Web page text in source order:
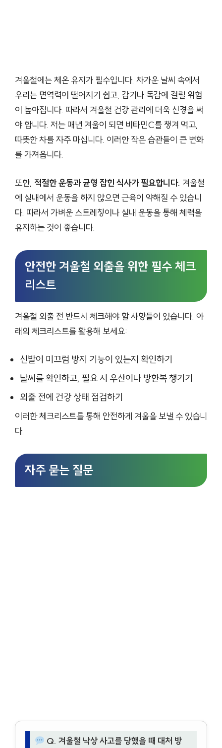
겨울철에는 체온 유지가 필수입니다. 차가운 날씨 속에서
우리는 면역력이 떨어지기 쉽고, 감기나 독감에 걸릴 위험
이 높아집니다. 따라서 겨울철 건강 관리에 더욱 신경을 써
야 합니다. 저는 매년 겨울이 되면 비타민C를 챙겨 먹고,
따뜻한 차를 자주 마십니다. 이러한 작은 습관들이 큰 변화
를 가져옵니다.
또한, 적절한 운동과 균형 잡힌 식사가 필요합니다. 겨울철
에 실내에서 운동을 하지 않으면 근육이 약해질 수 있습니
다. 따라서 가벼운 스트레칭이나 실내 운동을 통해 체력을
유지하는 것이 좋습니다.
안전한 겨울철 외출을 위한 필수 체크
리스트
겨울철 외출 전 반드시 체크해야 할 사항들이 있습니다. 아
래의 체크리스트를 활용해 보세요:
신발이 미끄럼 방지 기능이 있는지 확인하기
날씨를 확인하고, 필요 시 우산이나 방한복 챙기기
외출 전에 건강 상태 점검하기
이러한 체크리스트를 통해 안전하게 겨울을 보낼 수 있습니
다.
자주 묻는 질문
Q. 겨울철 낙상 사고를 당했을 때 대처 방